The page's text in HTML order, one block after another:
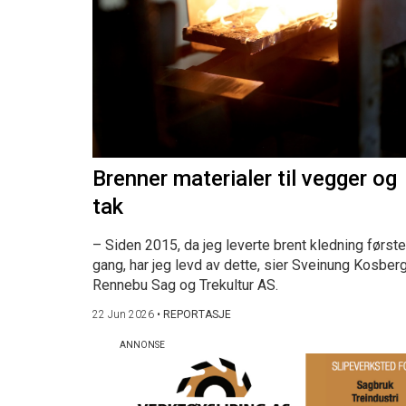
Brenner materialer til vegger og
tak
– Siden 2015, da jeg leverte brent kledning første
gang, har jeg levd av dette, sier Sveinung
Rennebu Sag og Trekultur AS.
22 Jun 2026 • REPORTASJE